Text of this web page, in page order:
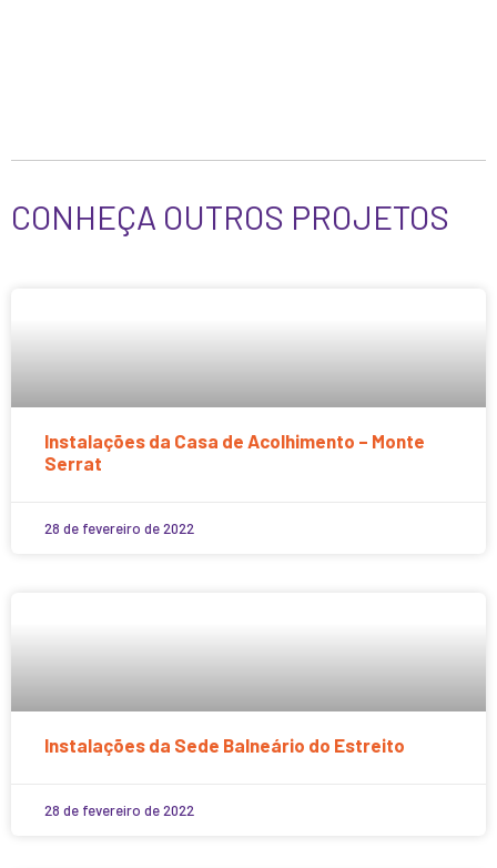
CONHEÇA OUTROS PROJETOS
Instalações da Casa de Acolhimento – Monte
Serrat
28 de fevereiro de 2022
Instalações da Sede Balneário do Estreito
28 de fevereiro de 2022